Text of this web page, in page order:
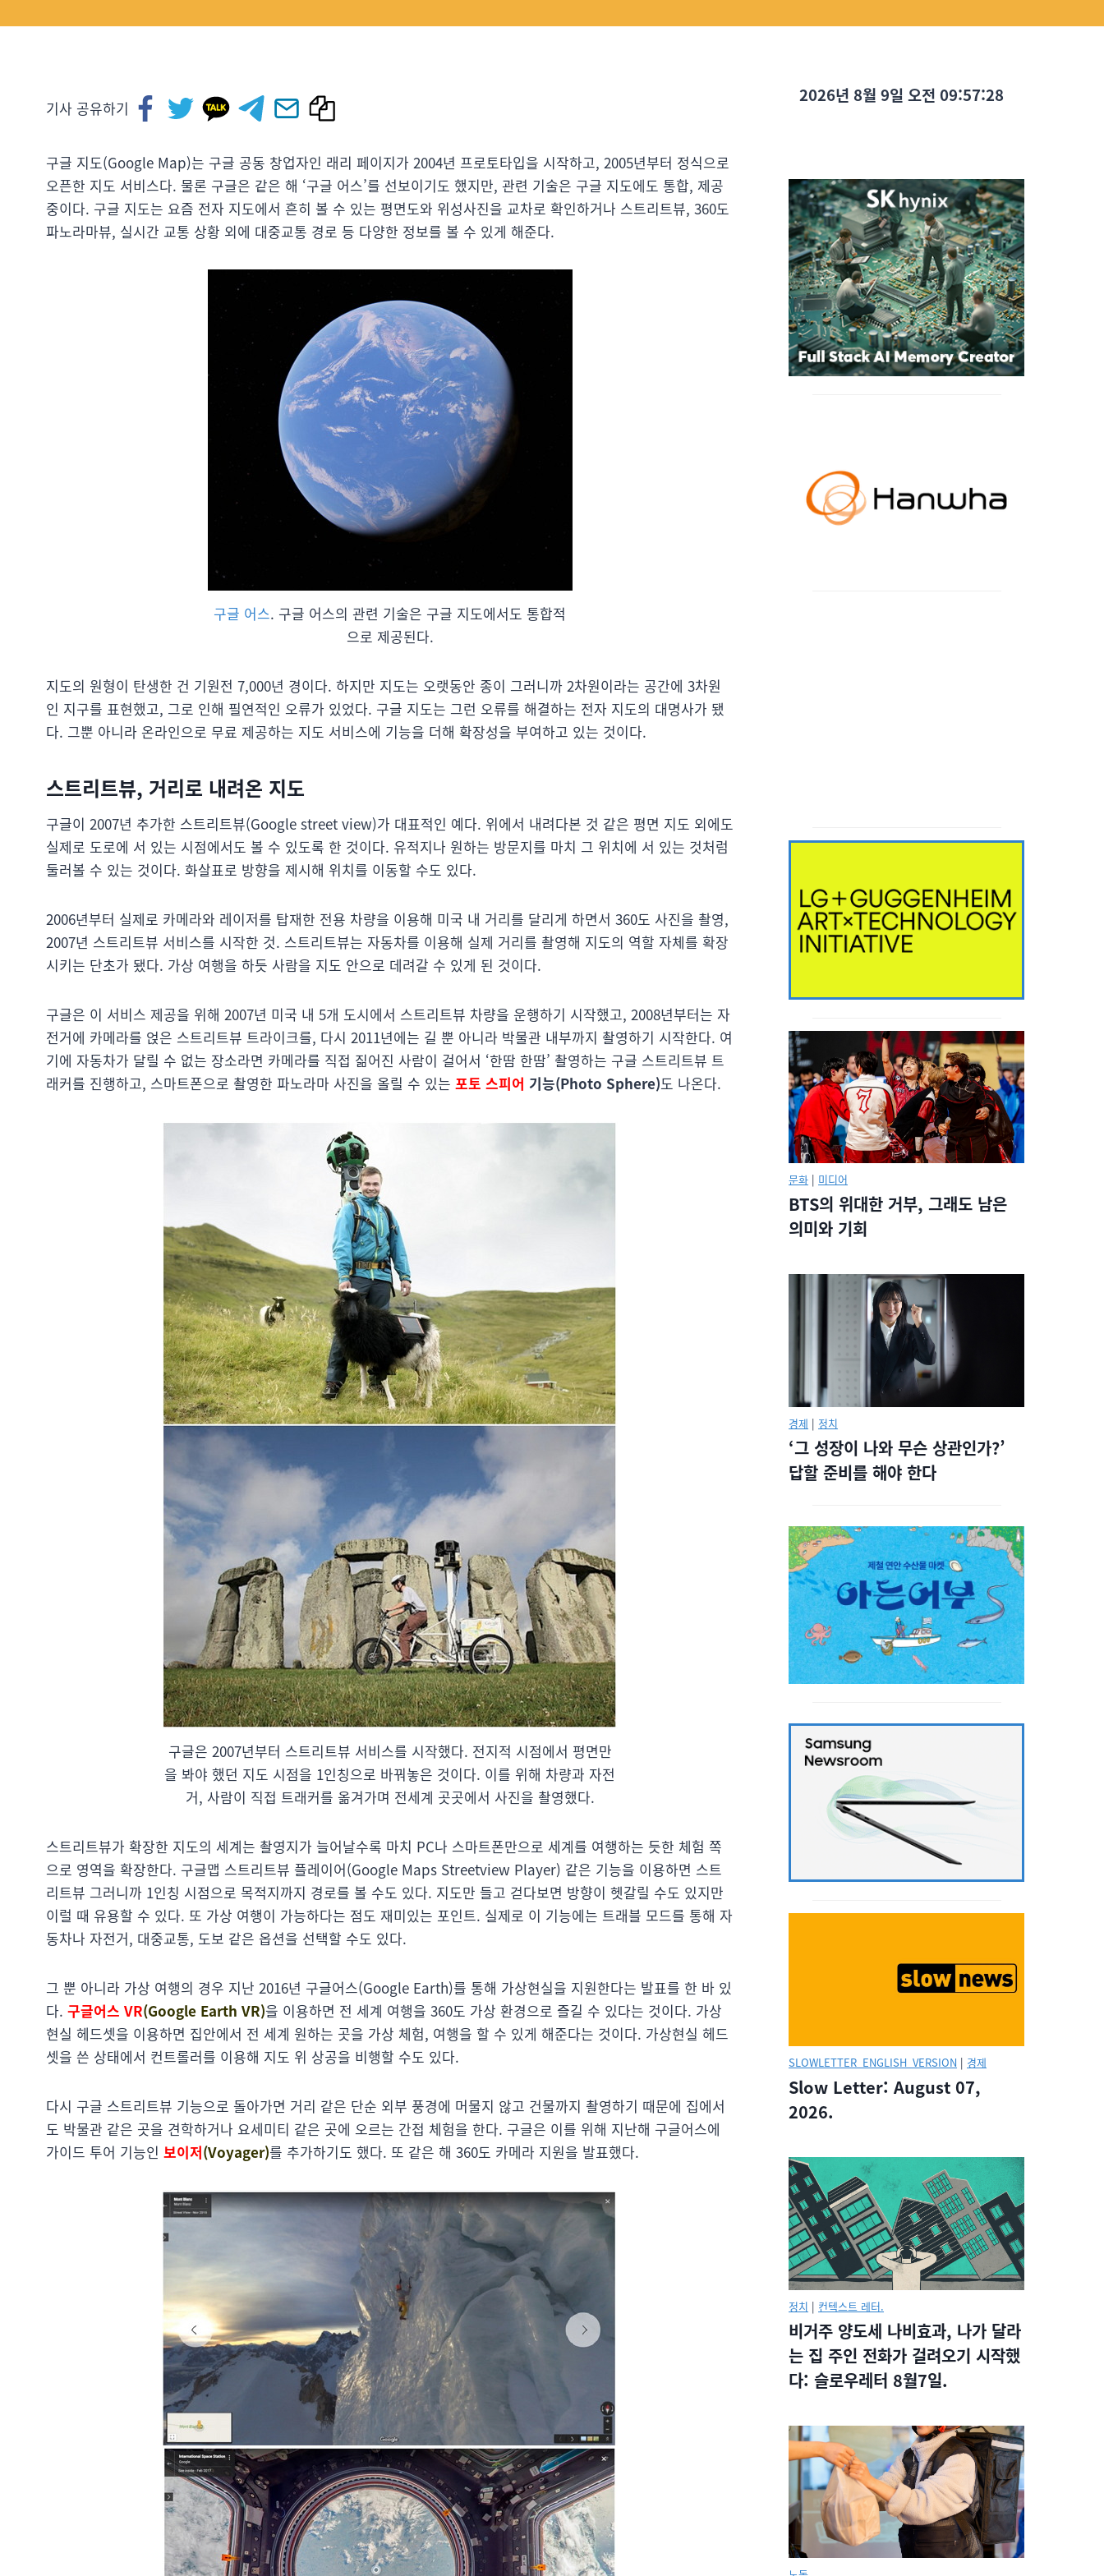
기사 공유하기
구글 지도(Google Map)는 구글 공동 창업자인 래리 페이지가 2004년 프로토타입을 시작하고, 2005년부터 정식으로
오픈한 지도 서비스다. 물론 구글은 같은 해 ‘구글 어스’를 선보이기도 했지만, 관련 기술은 구글 지도에도 통합, 제공
중이다. 구글 지도는 요즘 전자 지도에서 흔히 볼 수 있는 평면도와 위성사진을 교차로 확인하거나 스트리트뷰, 360도
파노라마뷰, 실시간 교통 상황 외에 대중교통 경로 등 다양한 정보를 볼 수 있게 해준다.
구글 어스. 구글 어스의 관련 기술은 구글 지도에서도 통합적
으로 제공된다.
지도의 원형이 탄생한 건 기원전 7,000년 경이다. 하지만 지도는 오랫동안 종이 그러니까 2차원이라는 공간에 3차원
인 지구를 표현했고, 그로 인해 필연적인 오류가 있었다. 구글 지도는 그런 오류를 해결하는 전자 지도의 대명사가 됐
다. 그뿐 아니라 온라인으로 무료 제공하는 지도 서비스에 기능을 더해 확장성을 부여하고 있는 것이다.
스트리트뷰, 거리로 내려온 지도
구글이 2007년 추가한 스트리트뷰(Google street view)가 대표적인 예다. 위에서 내려다본 것 같은 평면 지도 외에도
실제로 도로에 서 있는 시점에서도 볼 수 있도록 한 것이다. 유적지나 원하는 방문지를 마치 그 위치에 서 있는 것처럼
둘러볼 수 있는 것이다. 화살표로 방향을 제시해 위치를 이동할 수도 있다.
2006년부터 실제로 카메라와 레이저를 탑재한 전용 차량을 이용해 미국 내 거리를 달리게 하면서 360도 사진을 촬영,
2007년 스트리트뷰 서비스를 시작한 것. 스트리트뷰는 자동차를 이용해 실제 거리를 촬영해 지도의 역할 자체를 확장
시키는 단초가 됐다. 가상 여행을 하듯 사람을 지도 안으로 데려갈 수 있게 된 것이다.
구글은 이 서비스 제공을 위해 2007년 미국 내 5개 도시에서 스트리트뷰 차량을 운행하기 시작했고, 2008년부터는 자
전거에 카메라를 얹은 스트리트뷰 트라이크를, 다시 2011년에는 길 뿐 아니라 박물관 내부까지 촬영하기 시작한다. 여
기에 자동차가 달릴 수 없는 장소라면 카메라를 직접 짊어진 사람이 걸어서 ‘한땀 한땀’ 촬영하는 구글 스트리트뷰 트
래커를 진행하고, 스마트폰으로 촬영한 파노라마 사진을 올릴 수 있는 포토 스피어 기능(Photo Sphere)도 나온다.
구글은 2007년부터 스트리트뷰 서비스를 시작했다. 전지적 시점에서 평면만
을 봐야 했던 지도 시점을 1인칭으로 바꿔놓은 것이다. 이를 위해 차량과 자전
거, 사람이 직접 트래커를 옮겨가며 전세계 곳곳에서 사진을 촬영했다.
스트리트뷰가 확장한 지도의 세계는 촬영지가 늘어날수록 마치 PC나 스마트폰만으로 세계를 여행하는 듯한 체험 쪽
으로 영역을 확장한다. 구글맵 스트리트뷰 플레이어(Google Maps Streetview Player) 같은 기능을 이용하면 스트
리트뷰 그러니까 1인칭 시점으로 목적지까지 경로를 볼 수도 있다. 지도만 들고 걷다보면 방향이 헷갈릴 수도 있지만
이럴 때 유용할 수 있다. 또 가상 여행이 가능하다는 점도 재미있는 포인트. 실제로 이 기능에는 트래블 모드를 통해 자
동차나 자전거, 대중교통, 도보 같은 옵션을 선택할 수도 있다.
그 뿐 아니라 가상 여행의 경우 지난 2016년 구글어스(Google Earth)를 통해 가상현실을 지원한다는 발표를 한 바 있
다. 구글어스 VR(Google Earth VR)을 이용하면 전 세계 여행을 360도 가상 환경으로 즐길 수 있다는 것이다. 가상
현실 헤드셋을 이용하면 집안에서 전 세계 원하는 곳을 가상 체험, 여행을 할 수 있게 해준다는 것이다. 가상현실 헤드
셋을 쓴 상태에서 컨트롤러를 이용해 지도 위 상공을 비행할 수도 있다.
다시 구글 스트리트뷰 기능으로 돌아가면 거리 같은 단순 외부 풍경에 머물지 않고 건물까지 촬영하기 때문에 집에서
도 박물관 같은 곳을 견학하거나 요세미티 같은 곳에 오르는 간접 체험을 한다. 구글은 이를 위해 지난해 구글어스에
가이드 투어 기능인 보이저(Voyager)를 추가하기도 했다. 또 같은 해 360도 카메라 지원을 발표했다.
2026년 8월 9일 오전 09:57:30
문화 | 미디어
BTS의 위대한 거부, 그래도 남은
의미와 기회
경제 | 정치
‘그 성장이 나와 무슨 상관인가?’
답할 준비를 해야 한다
SLOWLETTER_ENGLISH_VERSION | 경제
Slow Letter: August 07,
2026.
정치 | 컨텍스트 레터.
비거주 양도세 나비효과, 나가 달라
는 집 주인 전화가 걸려오기 시작했
다: 슬로우레터 8월7일.